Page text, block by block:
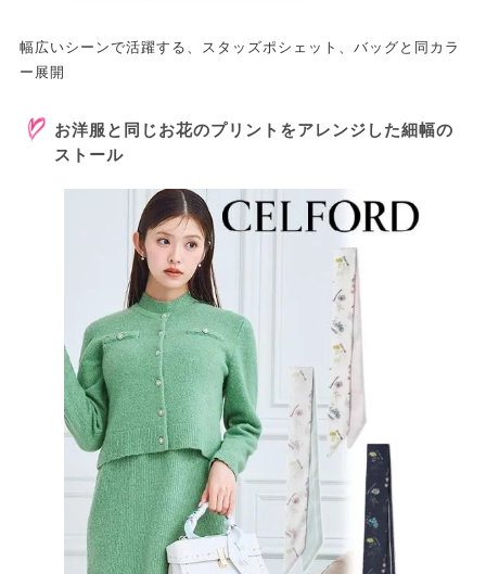
幅広いシーンで活躍する、スタッズポシェット、バッグと同カラ
ー展開
お洋服と同じお花のプリントをアレンジした細幅の
ストール